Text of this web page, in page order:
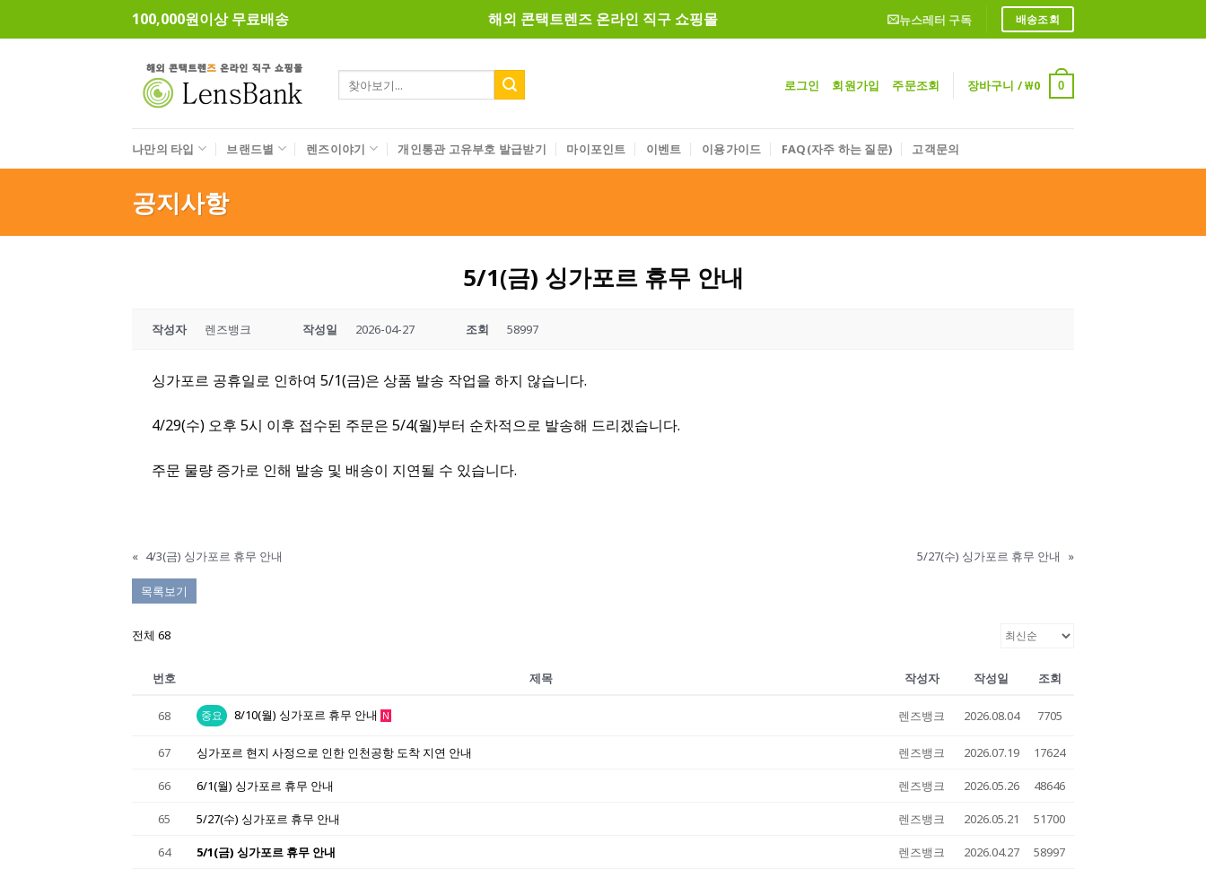
100,000원이상 무료배송 해외 콘택트렌즈 온라인 직구 쇼핑몰 뉴스레터 구독 배송조회
색:
로그인 회원가입 주문조회 장바구니 /₩0 0
나만의 타입 브랜드별 렌즈이야기 개인통관 고유부호 발급받기 마이포인트 이벤트 이용가이드 FAQ(자주 하는 질문) 고객문의
공지사항
5/1(금) 싱가포르 휴무 안내
작성자 렌즈뱅크 작성일 2026-04-27 조회 58997
싱가포르 공휴일로 인하여 5/1(금)은 상품 발송 작업을 하지 않습니다.
4/29(수) 오후 5시 이후 접수된 주문은 5/4(월)부터 순차적으로 발송해 드리겠습니다.
주문 물량 증가로 인해 발송 및 배송이 지연될 수 있습니다.
« 4/3(금) 싱가포르 휴무 안내 5/27(수) 싱가포르 휴무 안내 »
목록보기
전체 68
번호 제목 작성자 작성일 조회
68 중요 8/10(월) 싱가포르 휴무 안내 N 렌즈뱅크 2026.08.04 7705
67 싱가포르 현지 사정으로 인한 인천공항 도착 지연 안내 렌즈뱅크 2026.07.19 17624
66 6/1(월) 싱가포르 휴무 안내 렌즈뱅크 2026.05.26 48646
65 5/27(수) 싱가포르 휴무 안내 렌즈뱅크 2026.05.21 51700
64 5/1(금) 싱가포르 휴무 안내 렌즈뱅크 2026.04.27 58997